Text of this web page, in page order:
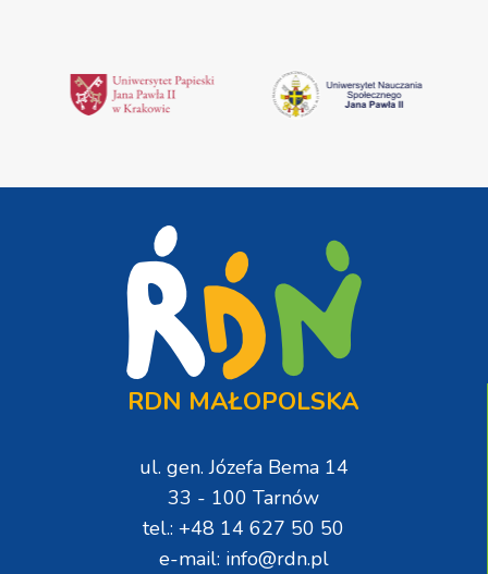
RDN MAŁOPOLSKA
ul. gen. Józefa Bema 14
33 - 100 Tarnów
tel.: +48 14 627 50 50
e-mail: info@rdn.pl